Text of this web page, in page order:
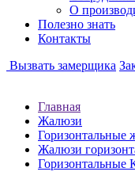
О
Полезно знать
Контакты
Вызвать замерщика
Главная
Жалюзи
Горизонтальные
Жалюзи
Горизонтальные